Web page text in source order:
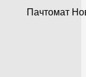
Пачтомат